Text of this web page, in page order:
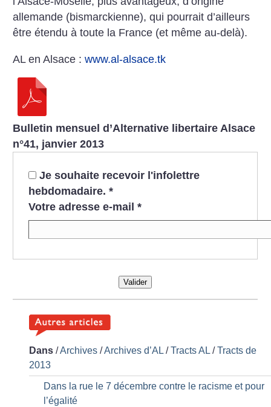
allemande (bismarckienne), qui pourrait d’ailleurs
être étendu à toute la France (et même au-delà).
AL en Alsace :www.al-alsace.tk
Bulletin mensuel d’Alternative libertaire Alsace
n°41, janvier 2013
Je souhaite recevoir l'infolettre
hebdomadaire. *
Votre adresse e-mail *
Valider
Dans /Archives /Archives d’AL /Tracts AL /Tracts de
2013
Dans la rue le 7 décembre contre le racisme et pour
l’égalité